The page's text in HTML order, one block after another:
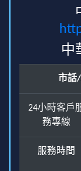
中
市話
24小時客戶
務專線
服務時間